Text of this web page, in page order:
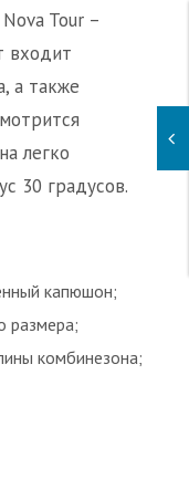
Tour –
входит
а также
легко
30 градусов.
капюшон;
размера;
комбинезона;